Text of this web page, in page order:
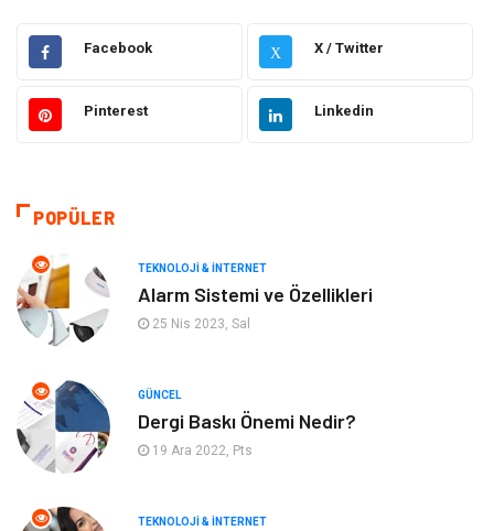
Elektrik & Elektronik Gıda
Güzellik & Bakım Otomotiv
Tatil
Bilgisayar & Yazılım Genel Kültür
Mobilya
Turizm
Plaka Tanıma Sistemleri Hediyelik Eşya
Facebook X X / Twitter
Pinterest Linkedin
POPÜLER
TEKNOLOJI & İNTERNET
Alarm Sistemi ve Özellikleri
25 Nis 2023, Sal
GÜNCEL
Dergi Baskı Önemi Nedir?
19 Ara 2022, Pts
TEKNOLOJI & İNTERNET